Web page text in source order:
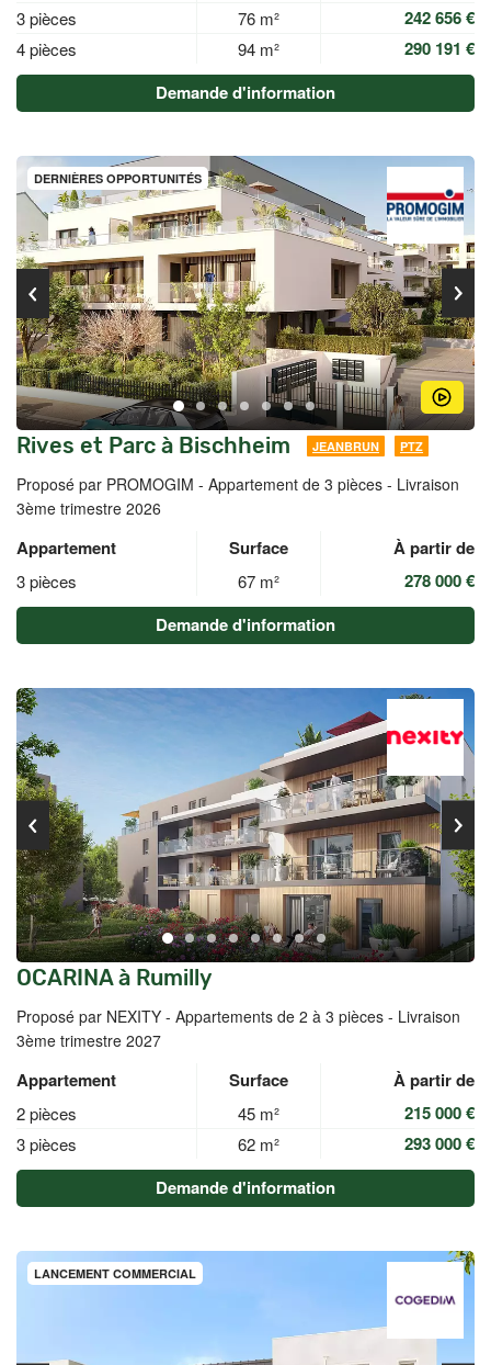
3 pièces 76 m² 242 656 €
4 pièces 94 m²
290 191 €
Demande d'information
DERNIÈRES OPPORTUNITÉS
Rives et Parc à Bischheim JEANBRUN PTZ
Proposé par PROMOGIM - Appartement de 3 pièces - Livraison
3ème trimestre 2026
Appartement Surface À partir de
3 pièces 67 m²
278 000 €
Demande d'information
OCARINA à Rumilly
Proposé par NEXITY - Appartements de 2 à 3 pièces - Livraison
3ème trimestre 2027
Appartement Surface À partir de
2 pièces 45 m² 215 000 €
3 pièces 62 m²
293 000 €
Demande d'information
LANCEMENT COMMERCIAL